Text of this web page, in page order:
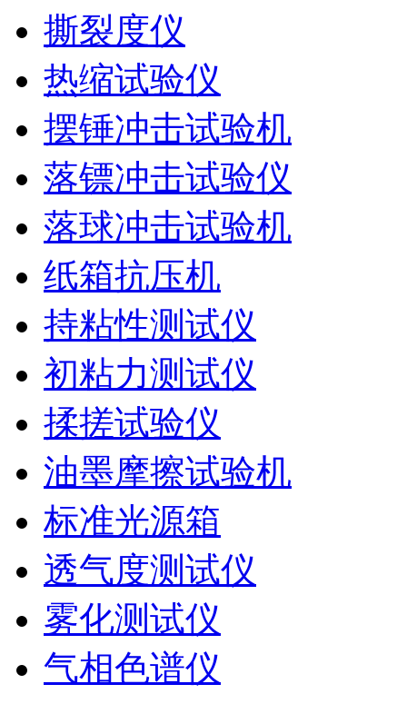
撕裂度仪
热缩试验仪
摆锤冲击试验机
落镖冲击试验仪
落球冲击试验机
纸箱抗压机
持粘性测试仪
初粘力测试仪
揉搓试验仪
油墨摩擦试验机
标准光源箱
透气度测试仪
雾化测试仪
气相色谱仪